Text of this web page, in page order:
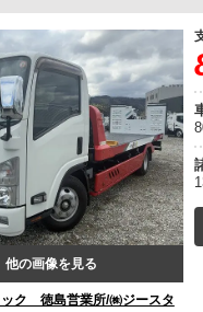
他の画像を見る
ック 徳島営業所/㈱ジースタ